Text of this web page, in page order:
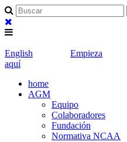
English
Empieza
aquí
home
AGM
Equipo
Colaboradores
Fundación
Normativa NCAA